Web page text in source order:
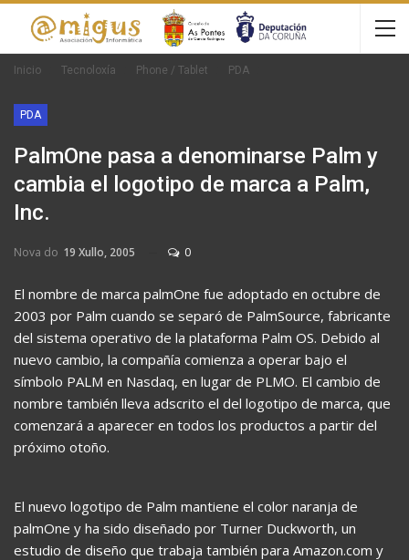
Inicio Tecnoloxía Phone / Tablet PDA
PDA
PalmOne pasa a denominarse Palm y
cambia el logotipo de marca a Palm,
Inc.
Nova do 19 Xullo, 2005 0
El nombre de marca palmOne fue adoptado en octubre de
2003 por Palm cuando se separó de PalmSource, fabricante
del sistema operativo de la plataforma Palm OS. Debido al
nuevo cambio, la compañía comienza a operar bajo el
símbolo PALM en Nasdaq, en lugar de PLMO. El cambio de
nombre también lleva adscrito el del logotipo de marca, que
comenzará a aparecer en todos los productos a partir del
próximo otoño.
El nuevo logotipo de Palm mantiene el color naranja de
palmOne y ha sido diseñado por Turner Duckworth, un
estudio de diseño que trabaja también para Amazon.com y